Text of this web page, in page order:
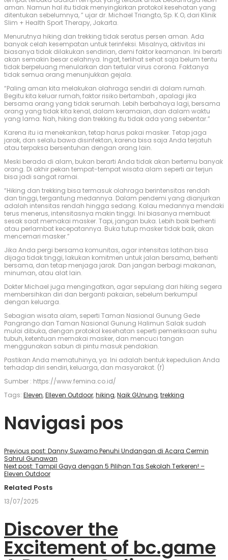
aman. Namun hal itu tidak menyingkirkan protokol kesehatan yang
ditentukan sebelumnya, ” ujar dr. Michael Triangto, Sp. K.O, dari Klinik
Slim + Health Sport Therapy, Jakarta.
Menurutnya hiking dan trekking tidak seratus persen aman. Ada
banyak celah kesempatan untuk terinfeksi. Misalnya, aktivitas ini
biasanya tidak dilakukan sendirian, demi faktor keamanan. Ini berarti
akan semakin besar celahnya. Ingat, terlihat sehat saja belum tentu
tidak berpeluang menularkan dan tertular virus corona. Faktanya
tidak semua orang menunjukkan gejala.
“Paling aman kita melakukan olahraga sendiri di dalam rumah.
Begitu kita keluar rumah, faktor risiko bertambah , apalagi jika
bersama orang yang tidak serumah. Lebih berbahaya lagi, bersama
orang yang tidak kita kenal, dalam keramaian, dan dalam waktu
yang lama. Nah, hiking dan trekking itu tidak ada yang sebentar.”
Karena itu ia menekankan, tetap harus pakai masker. Tetap jaga
jarak, dan selalu bawa disinfektan, karena bisa saja Anda terjatuh
atau terpaksa bersentuhan dengan orang lain.
Meski berada di alam, bukan berarti Anda tidak akan bertemu banyak
orang. Di akhir pekan tempat-tempat wisata alam seperti air terjun
bisa jadi sangat ramai.
“Hiking dan trekking bisa termasuk olahraga berintensitas rendah
dan tinggi, tergantung medannya. Dalam pendemi yang dianjurkan
adalah intensitas rendah hingga sedang. Kalau medannya mendaki
terus menerus, intensitasnya makin tinggi. Ini biasanya membuat
sesak saat memakai masker. Tapi, jangan buka. Lebih baik berhenti
atau perlambat kecepatannya. Buka tutup masker tidak baik, akan
mencemari masker.”
Jika Anda pergi bersama komunitas, agar intensitas latihan bisa
dijaga tidak tinggi, lakukan komitmen untuk jalan bersama, berhenti
bersama, dan tetap menjaga jarak. Dan jangan berbagi makanan,
minuman, atau alat lain.
Dokter Michael juga mengingatkan, agar sepulang dari hiking segera
membersihkan diri dan berganti pakaian, sebelum berkumpul
dengan keluarga.
Sebagian wisata alam, seperti Taman Nasional Gunung Gede
Pangrango dan Taman Nasional Gunung Halimun Salak sudah
mulai dibuka, dengan protokol kesehatan seperti pemeriksaan suhu
tubuh, ketentuan memakai masker, dan mencuci tangan
menggunakan sabun di pintu masuk pendakian.
Pastikan Anda mematuhinya, ya. Ini adalah bentuk kepedulian Anda
terhadap diri sendiri, keluarga, dan masyarakat. (f)
Sumber : https://www.femina.co.id/
Tags: Eleven,Elleven Outdoor,hiking,Naik GUnung,trekking
Navigasi pos
Previous post: Danny Suwarno Penuhi Undangan di Acara Cermin
Sahrul Gunawan
Next post: Tampil Gaya dengan 5 Pilihan Tas Sekolah Terkeren! –
Eleven Outdoor
Related Posts
13/07/2025
Discover the
Excitement of bc.game